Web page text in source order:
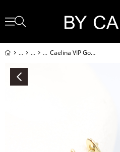
Caelina VIP Gold Küpe (14k)